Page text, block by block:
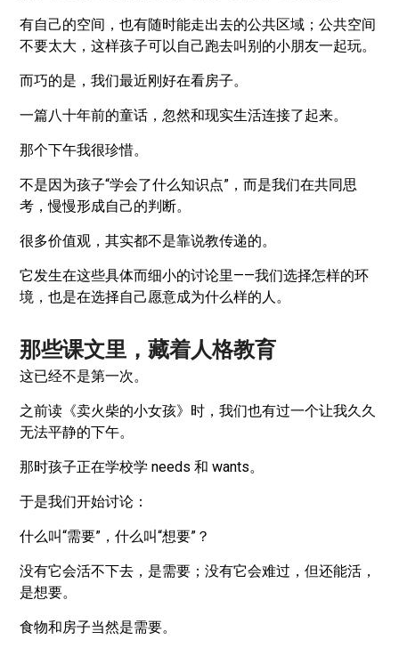
有自己的空间，也有随时能走出去的公共区域；公共空间
不要太大，这样孩子可以自己跑去叫别的小朋友一起玩。
而巧的是，我们最近刚好在看房子。
一篇八十年前的童话，忽然和现实生活连接了起来。
那个下午我很珍惜。
不是因为孩子“学会了什么知识点”，而是我们在共同思
考，慢慢形成自己的判断。
很多价值观，其实都不是靠说教传递的。
它发生在这些具体而细小的讨论里——我们选择怎样的环
境，也是在选择自己愿意成为什么样的人。
那些课文里，藏着人格教育
这已经不是第一次。
之前读《卖火柴的小女孩》时，我们也有过一个让我久久
无法平静的下午。
那时孩子正在学校学 needs 和 wants。
于是我们开始讨论：
什么叫“需要”，什么叫“想要”？
没有它会活不下去，是需要；没有它会难过，但还能活，
是想要。
食物和房子当然是需要。